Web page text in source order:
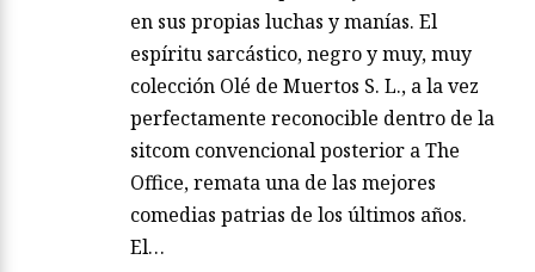
en sus propias luchas y manías. El
espíritu sarcástico, negro y muy, muy
colección Olé de Muertos S. L., a la vez
perfectamente reconocible dentro de la
sitcom convencional posterior a The
Office, remata una de las mejores
comedias patrias de los últimos años.
El…